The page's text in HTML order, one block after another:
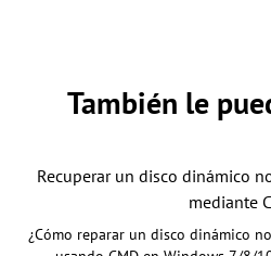
También le
Recuperar un disco dinámico
mediante
¿Cómo reparar un disco dinámico